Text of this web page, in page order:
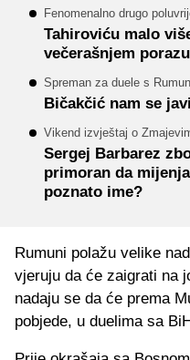
Fenomenalno drugo
Tahiroviću malo
večerašnjem
Spreman za duele s
Bičakčić nam se
Vikend izvještaj o
Sergej Barbarez
primoran da
poznato ime?
Rumuni polažu velike
vjeruju da će zaigrati na
nadaju se da će prema
pobjede, u duelima sa